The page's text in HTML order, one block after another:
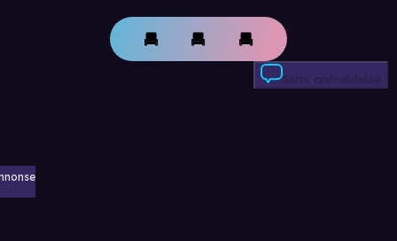
Skriv anmeldelse